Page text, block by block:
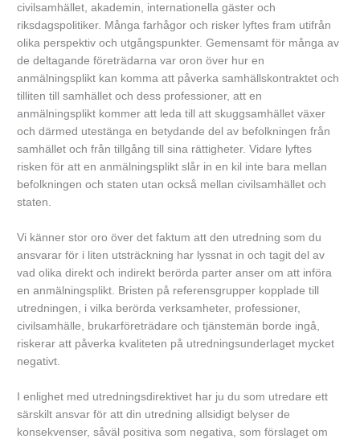
civilsamhället, akademin, internationella gäster och
riksdagspolitiker. Många farhågor och risker lyftes fram utifrån
olika perspektiv och utgångspunkter. Gemensamt för många av
de deltagande företrädarna var oron över hur en
anmälningsplikt kan komma att påverka samhällskontraktet och
tilliten till samhället och dess professioner, att en
anmälningsplikt kommer att leda till att skuggsamhället växer
och därmed utestänga en betydande del av befolkningen från
samhället och från tillgång till sina rättigheter. Vidare lyftes
risken för att en anmälningsplikt slår in en kil inte bara mellan
befolkningen och staten utan också mellan civilsamhället och
staten.
Vi känner stor oro över det faktum att den utredning som du
ansvarar för i liten utsträckning har lyssnat in och tagit del av
vad olika direkt och indirekt berörda parter anser om att införa
en anmälningsplikt. Bristen på referensgrupper kopplade till
utredningen, i vilka berörda verksamheter, professioner,
civilsamhälle, brukarföreträdare och tjänstemän borde ingå,
riskerar att påverka kvaliteten på utredningsunderlaget mycket
negativt.
I enlighet med utredningsdirektivet har ju du som utredare ett
särskilt ansvar för att din utredning allsidigt belyser de
konsekvenser, såväl positiva som negativa, som förslaget om